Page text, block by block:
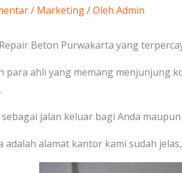
/ Marketing/ Oleh Admin
Beton Purwakarta yang
para ahli yang memang menjunjung
jalan keluar bagi Anda
adalah alamat kantor kami sudah